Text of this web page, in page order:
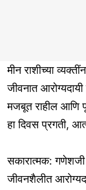
मीन राशीच्या
जीवनात
मजबूत राहील आणि
हा दिवस प्रगती,
सकारात्मक:
जीवनशैलीत